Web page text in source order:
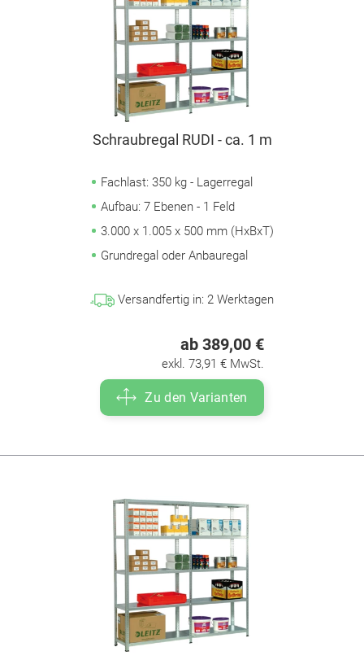
Schraubregal RUDI - ca. 1 m
Fachlast: 350 kg - Lagerregal
Aufbau: 7 Ebenen - 1 Feld
3.000 x 1.005 x 500 mm (HxBxT)
Grundregal oder Anbauregal
Versandfertig in: 2 Werktagen
ab 389,00 €
exkl. 73,91 € MwSt.
Zu den Varianten